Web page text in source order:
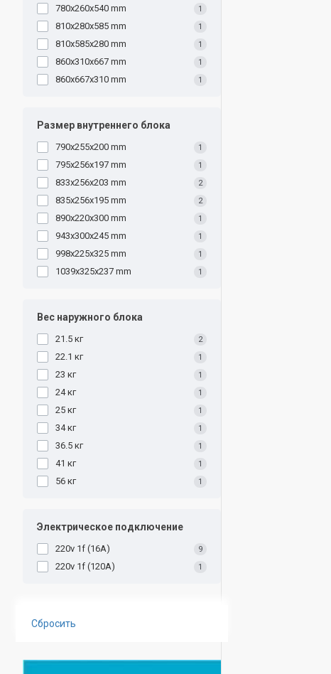
780x260x540 mm 1
810x280x585 mm 1
810x585x280 mm 1
860x310x667 mm 1
860x667x310 mm 1
Размер внутреннего блока
790x255x200 mm 1
795x256x197 mm 1
833x256x203 mm 2
835x256x195 mm 2
890x220x300 mm 1
943x300x245 mm 1
998x225x325 mm 1
1039x325x237 mm 1
Вес наружного блока
21.5 кг 2
22.1 кг 1
23 кг 1
24 кг 1
25 кг 1
34 кг 1
36.5 кг 1
41 кг 1
56 кг 1
Электрическое подключение
220v 1f (16A) 9
220v 1f (120A) 1
Сбросить